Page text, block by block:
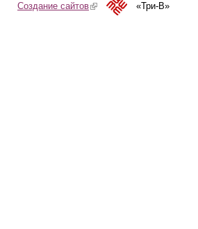
Создание сайтов(link is external)«Три-В»